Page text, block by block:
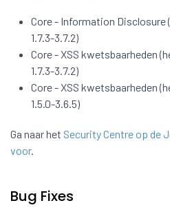
Core - Information
1.7.3-3.7.2)
Core - XSS kwetsbaarheden
1.7.3-3.7.2)
Core - XSS kwetsbaarheden
1.5.0-3.6.5)
Ga naar het Security Centre op de
voor.
Bug Fixes